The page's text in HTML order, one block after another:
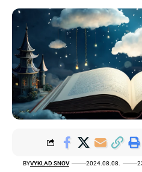
BYVYKLAD SNOV 2024.08.08.